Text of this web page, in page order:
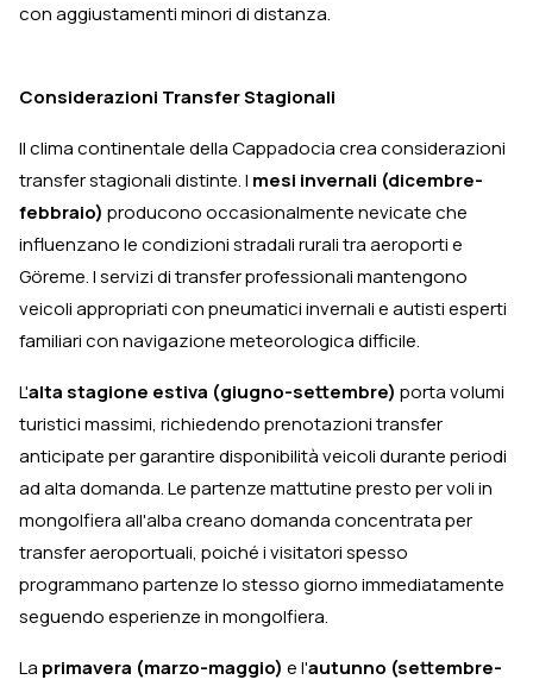
con aggiustamenti minori di distanza.
Considerazioni Transfer Stagionali
Il clima continentale della Cappadocia crea considerazioni
transfer stagionali distinte. I mesi invernali (dicembre-
febbraio) producono occasionalmente nevicate che
influenzano le condizioni stradali rurali tra aeroporti e
Göreme. I servizi di transfer professionali mantengono
veicoli appropriati con pneumatici invernali e autisti esperti
familiari con navigazione meteorologica difficile.
L'alta stagione estiva (giugno-settembre) porta volumi
turistici massimi, richiedendo prenotazioni transfer
anticipate per garantire disponibilità veicoli durante periodi
ad alta domanda. Le partenze mattutine presto per voli in
mongolfiera all'alba creano domanda concentrata per
transfer aeroportuali, poiché i visitatori spesso
programmano partenze lo stesso giorno immediatamente
seguendo esperienze in mongolfiera.
La primavera (marzo-maggio) e l'autunno (settembre-